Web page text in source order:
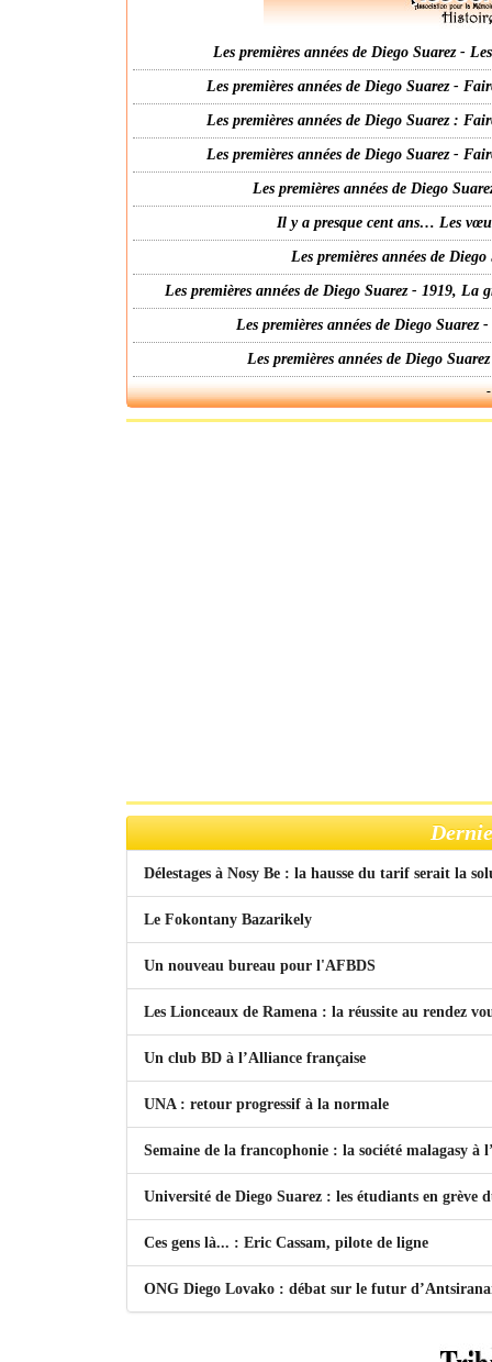
Les premières années de Diego Suarez -
Les premières années de Diego Suarez -
Les premières années de Diego Suarez :
Les premières années de Diego Suarez -
Les premières années de Diego
Il y a presque cent ans… Les
Les premières années de
Les premières années de Diego Suarez - 1919,
Les premières années de Diego
Les premières années de Diego
Délestages à Nosy Be : la hausse du tarif serait la
Le Fokontany Bazarikely
Un nouveau bureau pour l'AFBDS
Les Lionceaux de Ramena : la réussite au rendez
Un club BD à l’Alliance française
UNA : retour progressif à la normale
Semaine de la francophonie : la société malagasy à
Université de Diego Suarez : les étudiants en grève
Ces gens là... : Eric Cassam, pilote de ligne
ONG Diego Lovako : débat sur le futur